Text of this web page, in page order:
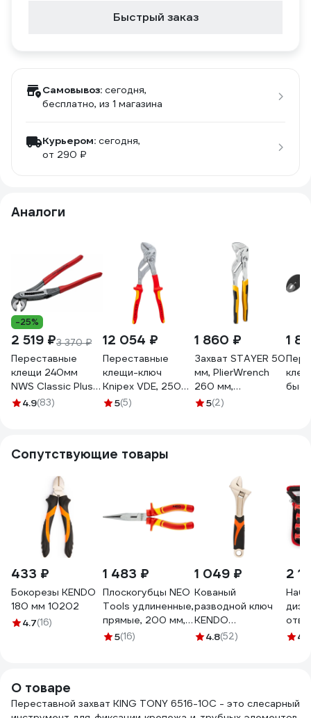
Быстрый заказ
Самовывоз: сегодня,
бесплатно, из 1 магазина
Курьером: сегодня,
от 290 ₽
Аналоги
-25%
2 519 ₽3 370 ₽
Переставные
клещи 240мм
NWS Classic Plus
1651-12-240
4.9(83)
12 054 ₽
Переставные
клещи-ключ
Knipex VDE, 250
мм, хром, 2К
5(5)
1 860 ₽
Захват STAYER 50
мм, PlierWrench
260 мм,
переставные
5(2)
1
Сопутствующие товары
433 ₽
Бокорезы KENDO
180 мм 10202
4.7(16)
1 483 ₽
Плоскогубцы NEO
Tools удлиненные,
прямые, 200 мм,
1000V, CrV,
5(16)
1 049 ₽
Кованый
разводной ключ
KENDO
углеродистая
4.8(52)
2
4.6
О товаре
Переставной захват KING TONY 6516-10C - это слесарный